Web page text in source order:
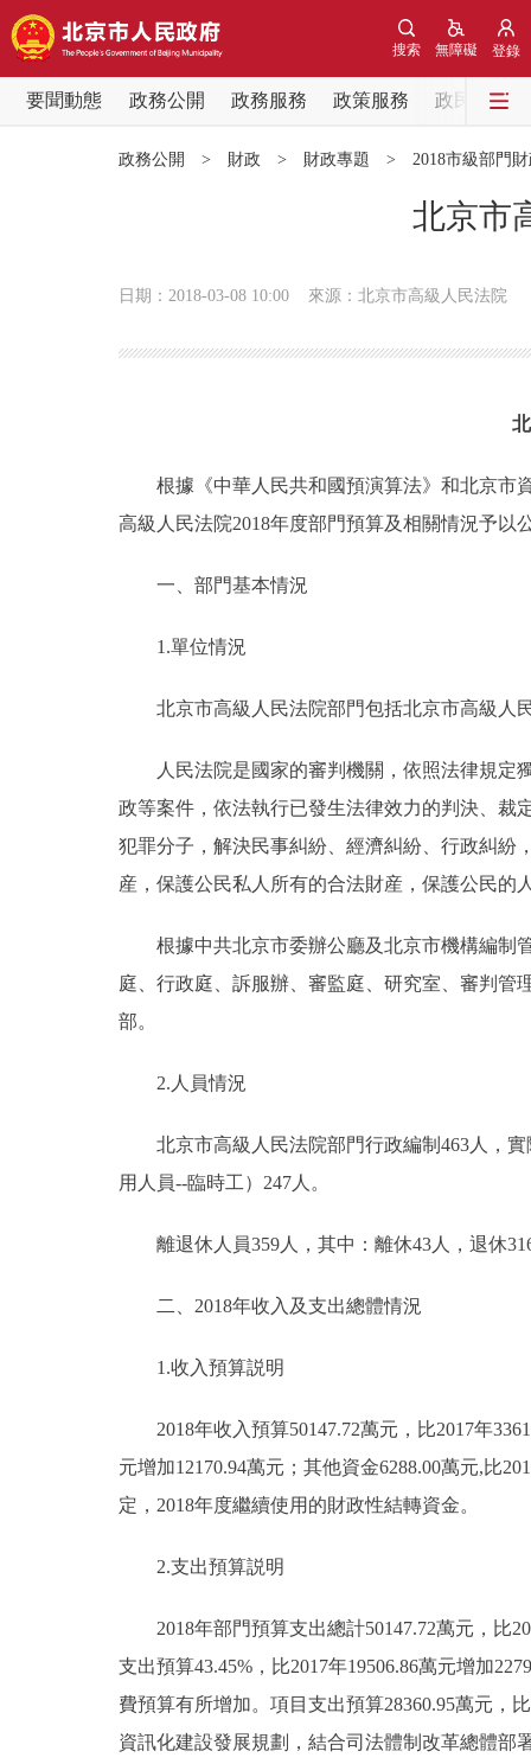
登錄
無障礙
搜索
要聞動態 政務公開 政務服務 政策服務
政民互動
政策兌現
決策公開
政務服務
個人服務
便民服務
仲介服務
12345網上接訴即辦
綠色北京
ENGLISH
DEUTSCH
ESPAÑOL
ITALIANO
政務公開 > 財政 > 財政專題 > 2018市級部門
北京市
日期：2018-03-08 10:00 來源：北京市高級人民法院
根據《中華人民共和國預演算法》和北京市資
高級人民法院2018年度部門預算及相關情況予以
一、部門基本情況
1.單位情況
北京市高級人民法院部門包括北京市高級人
人民法院是國家的審判機關，依照法律規定獨
政等案件，依法執行已發生法律效力的判決、裁
犯罪分子，解決民事糾紛、經濟糾紛、行政糾紛
産，保護公民私人所有的合法財産，保護公民的
根據中共北京市委辦公廳及北京市機構編制管
庭、行政庭、訴服辦、審監庭、研究室、審判管
部。
2.人員情況
北京市高級人民法院部門行政編制463人，實
用人員--臨時工）247人。
離退休人員359人，其中：離休43人，退休
二、2018年收入及支出總體情況
1.收入預算説明
2018年收入預算50147.72萬元，比2017年
元增加12170.94萬元；其他資金6288.00萬元,比
定，2018年度繼續使用的財政性結轉資金。
2.支出預算説明
2018年部門預算支出總計50147.72萬元，比
支出預算43.45%，比2017年19506.86萬元增加
費預算有所增加。項目支出預算28360.95萬元，
資訊化建設發展規劃，結合司法體制改革總體部